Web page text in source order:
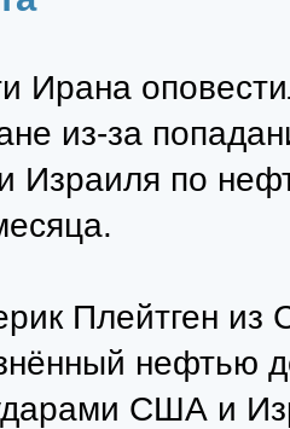
Ирана
из-за
по
Плейтген из
нефтью
США и